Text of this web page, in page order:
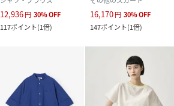
12,936円 30%OFF
117ポイント(1倍)
16,170円 30%OFF
147ポイント(1倍)